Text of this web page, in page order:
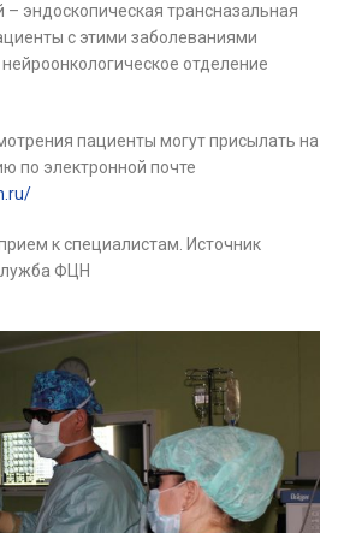
эндоскопическая трансназальная
с этими заболеваниями
отделение
пациенты могут присылать на
по электронной почте
к специалистам. Источник
ФЦН